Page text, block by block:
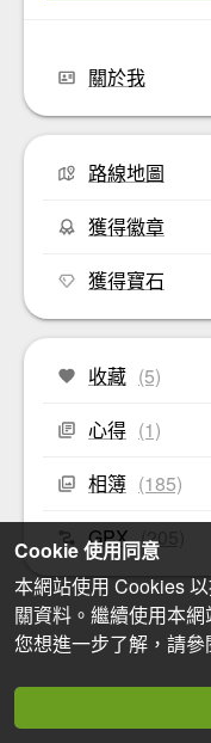
關於我
路線地圖
獲得徽章
獲得寶石
收藏 (5)
心得 (1)
相簿 (185)
GPX (205)
Cookie 使用同意
本網站使用 Cookies
關資料。繼續使用本
您想進一步了解，請參